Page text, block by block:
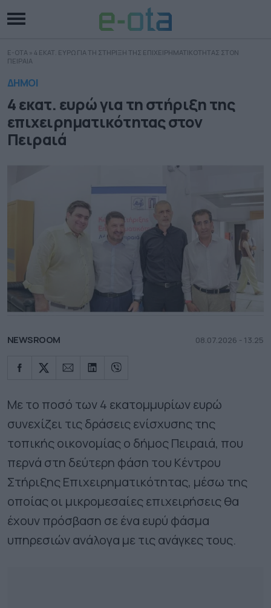
E-OTA » 4 ΕΚΑΤ. ΕΥΡΩ ΓΙΑ ΤΗ ΣΤΗΡΙΞΗ ΤΗΣ ΕΠΙΧΕΙΡΗΜΑΤΙΚΟΤΗΤΑΣ ΣΤΟΝ
ΠΕΙΡΑΙΑ
ΔΗΜΟΙ
4 εκατ. ευρώ για τη στήριξη της
επιχειρηματικότητας στον
Πειραιά
NEWSROOM 08.07.2026 - 13.25
Με το ποσό των 4 εκατομμυρίων ευρώ
συνεχίζει τις δράσεις ενίσχυσης της
τοπικής οικονομίας ο δήμος Πειραιά, που
περνά στη δεύτερη φάση του Κέντρου
Στήριξης Επιχειρηματικότητας, μέσω της
οποίας οι μικρομεσαίες επιχειρήσεις θα
έχουν πρόσβαση σε ένα ευρύ φάσμα
υπηρεσιών ανάλογα με τις ανάγκες τους.